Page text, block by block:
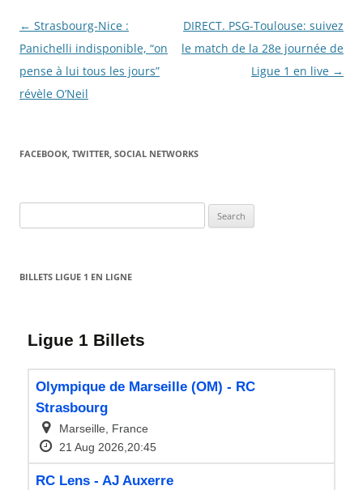
Post
navigation
← Strasbourg-Nice :
Panichelli indisponible, “on
pense à lui tous les jours”
révèle O’Neil
DIRECT. PSG-Toulouse: suivez
le match de la 28e journée de
Ligue 1 en live →
FACEBOOK, TWITTER, SOCIAL NETWORKS
for:
BILLETS LIGUE 1 EN LIGNE